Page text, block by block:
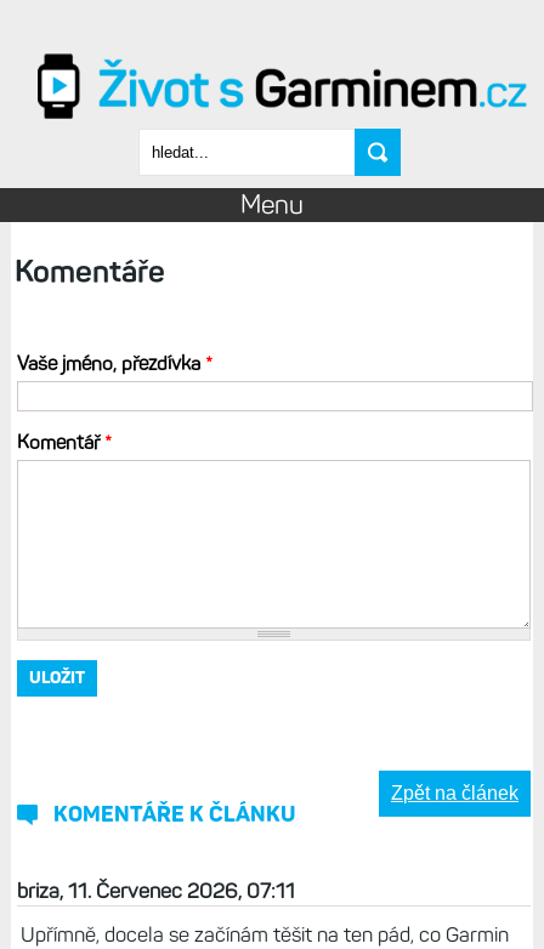
Vyhledávání
Menu
Komentáře
Vaše jméno, přezdívka *
Komentář*
KOMENTÁŘE K ČLÁNKU
Zpět na článek
briza, 11. Červenec 2026, 07:11
Upřímně, docela se začínám těšit na ten pád, co Garmin